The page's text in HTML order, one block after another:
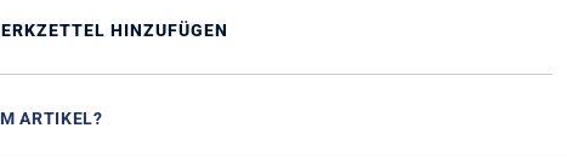
HINZUFÜGEN
ARTIKEL?